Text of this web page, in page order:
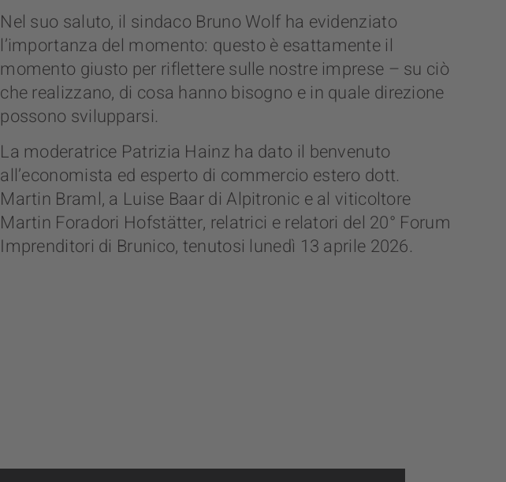
Nel suo saluto, il sindaco Bruno Wolf ha evidenziato
l’importanza del momento: questo è esattamente il
momento giusto per riflettere sulle nostre imprese – su ciò
che realizzano, di cosa hanno bisogno e in quale direzione
possono svilupparsi.
La moderatrice Patrizia Hainz ha dato il benvenuto
all’economista ed esperto di commercio estero dott.
Martin Braml, a Luise Baar di Alpitronic e al viticoltore
Martin Foradori Hofstätter, relatrici e relatori del 20° Forum
Imprenditori di Brunico, tenutosi lunedì 13 aprile 2026.